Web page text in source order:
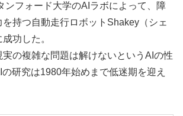
ンフォード大学のAIラボによって、障
持つ自動走行ロボットShakey（シェ
功した。
実の複雑な問題は解けないというAIの性
研究は1980年始めまで低迷期を迎え